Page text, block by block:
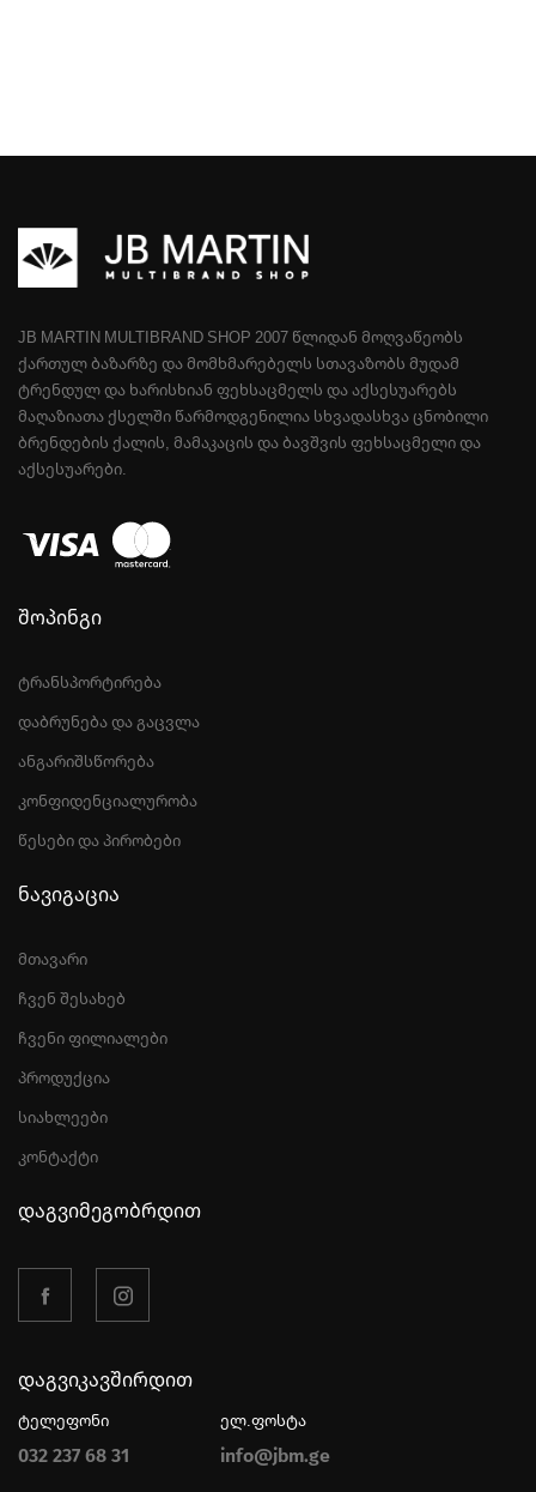
JB MARTIN MULTIBRAND SHOP 2007 ᲬᲚᲘᲓᲐᲜ ᲛᲝᲦᲕᲐᲬᲔᲝᲑᲡ
ᲥᲐᲠᲗᲣᲚ ᲑᲐᲖᲐᲠᲖᲔ ᲓᲐ ᲛᲝᲛᲮᲛᲐᲠᲔᲑᲔᲚᲡ ᲡᲗᲐᲕᲐᲖᲝᲑᲡ ᲛᲣᲓᲐᲛ
ᲢᲠᲔᲜᲓᲣᲚ ᲓᲐ ᲮᲐᲠᲘᲡᲮᲘᲐᲜ ᲤᲔᲮᲡᲐᲪᲛᲔᲚᲡ ᲓᲐ ᲐᲥᲡᲔᲡᲣᲐᲠᲔᲑᲡ
ᲛᲐᲦᲐᲖᲘᲐᲗᲐ ᲥᲡᲔᲚᲨᲘ ᲬᲐᲠᲛᲝᲓᲒᲔᲜᲘᲚᲘᲐ ᲡᲮᲕᲐᲓᲐᲡᲮᲕᲐ ᲪᲜᲝᲑᲘᲚᲘ
ᲑᲠᲔᲜᲓᲔᲑᲘᲡ ᲥᲐᲚᲘᲡ, ᲛᲐᲛᲐᲙᲐᲪᲘᲡ ᲓᲐ ᲑᲐᲕᲨᲕᲘᲡ ᲤᲔᲮᲡᲐᲪᲛᲔᲚᲘ ᲓᲐ
ᲐᲥᲡᲔᲡᲣᲐᲠᲔᲑᲘ.
შოპინგი
ტრანსპორტირება
დაბრუნება და გაცვლა
ანგარიშსწორება
კონფიდენციალურობა
წესები და პირობები
ნავიგაცია
მთავარი
ჩვენ შესახებ
ჩვენი ფილიალები
პროდუქცია
სიახლეები
კონტაქტი
დაგვიმეგობრდით
დაგვიკავშირდით
ტელეფონი
032 237 68 31
ელ.ფოსტა
info@jbm.ge